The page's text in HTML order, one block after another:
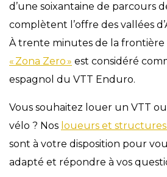
d’une soixantaine de parcours
complètent l’offre des vallées
À trente minutes de la frontière
« Zona Zero » est considéré
espagnol du VTT Enduro.
Vous souhaitez louer un VTT
vélo ? Nos loueurs et
sont à votre disposition pour
adapté et répondre à vos